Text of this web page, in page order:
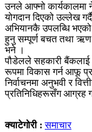
उनले आफ्नो कार्यकालमा
योगदान दिएको उल्लेख
अभियानकै उपलब्धि
हुनु सम्पूर्ण बचत तथा ऋण
भने ।
पौडेलले सहकारी बैंकलाई
रूपमा विकास गर्न आफू
निर्वाचनमा अनुभवी र
प्रतिनिधिहरूसँग आग्रह
क्याटेगोरी :समाचार